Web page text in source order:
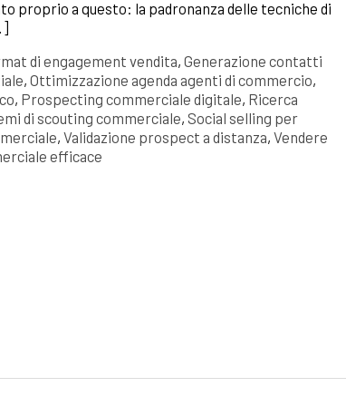
proprio a questo: la padronanza delle tecniche di
di engagement vendita, Generazione contatti
, Ottimizzazione agenda agenti di commercio,
, Prospecting commerciale digitale, Ricerca
di scouting commerciale, Social selling per
, Validazione prospect a distanza, Vendere
efficace